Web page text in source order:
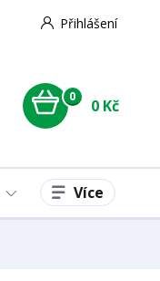
Přihlášení
0 0 Kč
Více